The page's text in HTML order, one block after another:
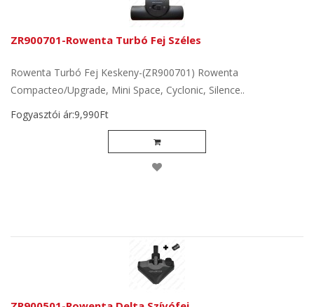
ZR900701-Rowenta Turbó Fej Széles
Rowenta Turbó Fej Keskeny-(ZR900701) Rowenta
Compacteo/Upgrade, Mini Space, Cyclonic, Silence..
Fogyasztói ár:9,990Ft